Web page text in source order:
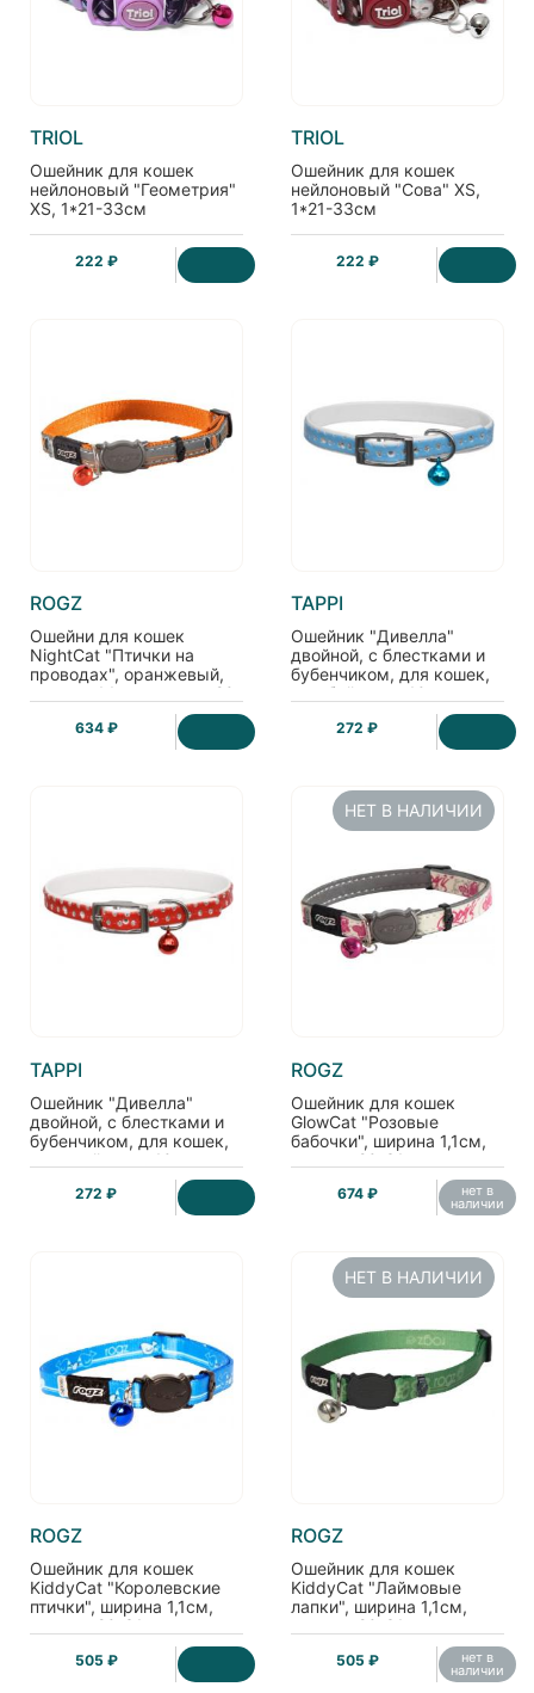
TRIOL
Ошейник для кошек
нейлоновый "Геометрия"
XS, 1*21-33см
222 ₽
TRIOL
Ошейник для кошек
нейлоновый "Сова" XS,
1*21-33см
222 ₽
ROGZ
Ошейни для кошек
NightCat "Птички на
проводах", оранжевый,
ширина 1,1см, размер 20-
634 ₽
TAPPI
Ошейник "Дивелла"
двойной, с блестками и
бубенчиком, для кошек,
голубой, шир. 10мм
272 ₽
TAPPI
Ошейник "Дивелла"
двойной, с блестками и
бубенчиком, для кошек,
красный, шир. 10мм
272 ₽
НЕТ В НАЛИЧИИ
ROGZ
Ошейник для кошек
GlowCat "Розовые
бабочки", ширина 1,1см,
размер 20-31см
674 ₽ нет в
наличии
ROGZ
Ошейник для кошек
KiddyCat "Королевские
птички", ширина 1,1см,
размер 20-31см
505 ₽
НЕТ В НАЛИЧИИ
ROGZ
Ошейник для кошек
KiddyCat "Лаймовые
лапки", ширина 1,1см,
размер 20-31см
505 ₽ нет в
наличии